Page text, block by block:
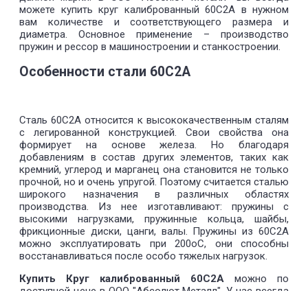
можете купить круг калиброванный 60C2А в нужном
вам количестве и соответствующего размера и
диаметра. Основное применение – производство
пружин и рессор в машиностроении и станкостроении.
Особенности стали 60С2А
Сталь 60С2А относится к высококачественным сталям
с легированной конструкцией. Свои свойства она
формирует на основе железа. Но благодаря
добавлениям в состав других элементов, таких как
кремний, углерод и марганец она становится не только
прочной, но и очень упругой. Поэтому считается сталью
широкого назначения в различных областях
производства. Из нее изготавливают: пружины с
высокими нагрузками, пружинные кольца, шайбы,
фрикционные диски, цанги, валы. Пружины из 60С2А
можно эксплуатировать при 200оС, они способны
восстанавливаться после особо тяжелых нагрузок.
Купить Круг калиброванный 60C2А можно по